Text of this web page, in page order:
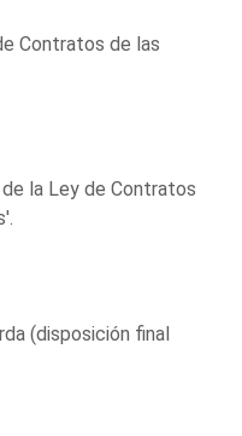
Contratos de las
la Ley de Contratos
(disposición final